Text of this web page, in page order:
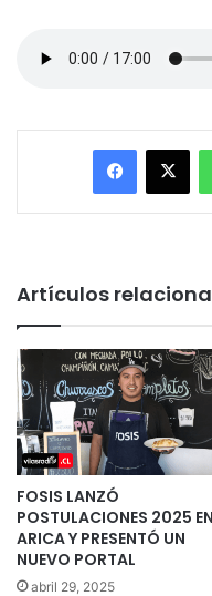
Facebook
X
Artículos
FOSIS LANZÓ
POSTULACIONES 2025 EN
ARICA Y PRESENTÓ UN
NUEVO PORTAL
abril 29, 2025